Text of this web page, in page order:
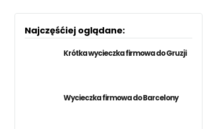
Najczęśćiej oglądane:
Krótka wycieczka firmowa do Gruzji
Wycieczka firmowa do Barcelony